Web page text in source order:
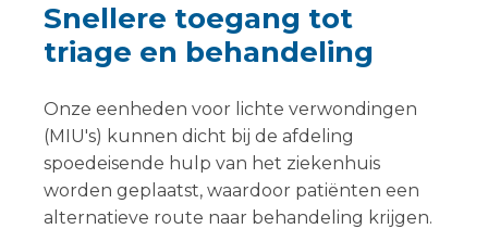
Snellere toegang tot
triage en behandeling
Onze eenheden voor lichte verwondingen
(MIU's) kunnen dicht bij de afdeling
spoedeisende hulp van het ziekenhuis
worden geplaatst, waardoor patiënten een
alternatieve route naar behandeling krijgen.